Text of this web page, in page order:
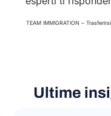
TEAM IMMIGRATION –
Ultime